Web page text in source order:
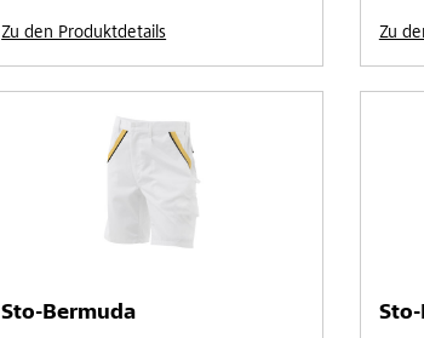
Zu den Produktdetails Zu
Sto-Bermuda